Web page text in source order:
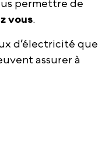
permettre de
vous.
d’électricité que
assurer à